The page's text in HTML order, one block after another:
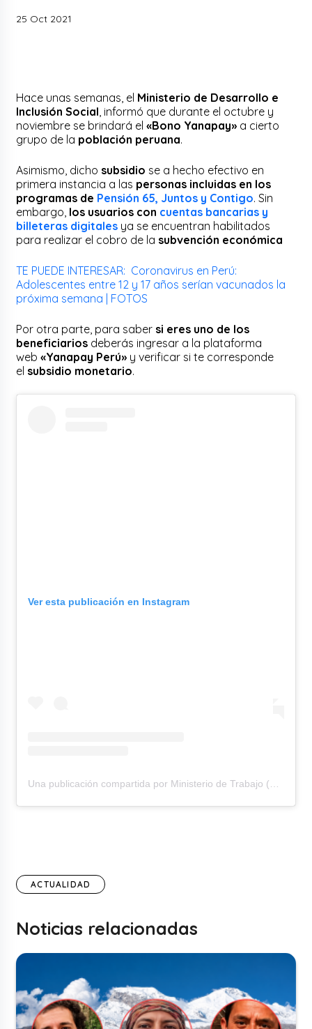
25 Oct 2021
Hace unas semanas, el Ministerio de Desarrollo e
Inclusión Social , informó que durante el octubre y
noviembre se brindará el«Bono Yanapay» a cierto
grupo de la población peruana.
Asimismo, dicho subsidio se a hecho efectivo en
primera instancia a las personas incluidas en los
programas de Pensión 65, Juntos y Contigo. Sin
embargo, los usuarios con cuentas bancarias y
billeteras digitales ya se encuentran habilitados
para realizar el cobro de la subvención económica
TE PUEDE INTERESAR: Coronavirus en Perú:
Adolescentes entre 12 y 17 años serían vacunados la
próxima semana | FOTOS
Por otra parte, para saber si eres uno de los
beneficiarios deberás ingresar a la plataforma
web«Yanapay Perú» y verificar si te corresponde
el subsidio monetario.
Ver esta publicación en Instagram
ACTUALIDAD
Noticias relacionadas